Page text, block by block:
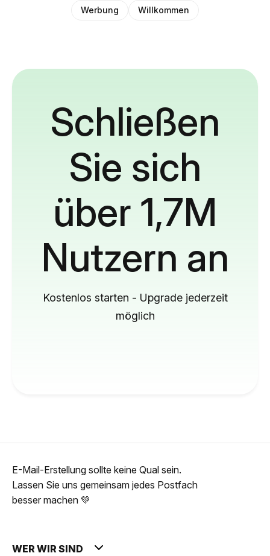
Werbung
Willkommen
Schließen
Sie sich
über 1,7M
Nutzern an
Kostenlos starten - Upgrade jederzeit
möglich
E-Mail-Erstellung sollte keine Qual sein.
Lassen Sie uns gemeinsam jedes Postfach
besser machen 💚
WER WIR SIND